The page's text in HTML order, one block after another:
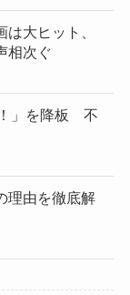
大ヒット、
相次ぐ
」を降板 不
理由を徹底解